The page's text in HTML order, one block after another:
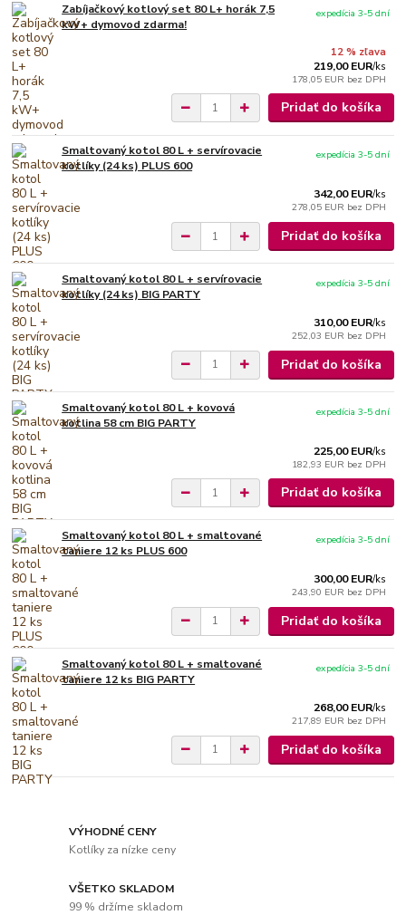
Zabíjačkový kotlový set 80 L+ horák 7,5
kW+ dymovod zdarma!
12 % zľava
219,00 EUR/ks
178,05 EUR bez DPH
expedícia 3-5 dní
Pridať do košíka
Smaltovaný kotol 80 L + servírovacie
kotlíky (24 ks) PLUS 600
342,00 EUR/ks
278,05 EUR bez DPH
expedícia 3-5 dní
Pridať do košíka
Smaltovaný kotol 80 L + servírovacie
kotlíky (24 ks) BIG PARTY
310,00 EUR/ks
252,03 EUR bez DPH
expedícia 3-5 dní
Pridať do košíka
Smaltovaný kotol 80 L + kovová
kotlina 58 cm BIG PARTY
225,00 EUR/ks
182,93 EUR bez DPH
expedícia 3-5 dní
Pridať do košíka
Smaltovaný kotol 80 L + smaltované
taniere 12 ks PLUS 600
300,00 EUR/ks
243,90 EUR bez DPH
expedícia 3-5 dní
Pridať do košíka
Smaltovaný kotol 80 L + smaltované
taniere 12 ks BIG PARTY
268,00 EUR/ks
217,89 EUR bez DPH
expedícia 3-5 dní
Pridať do košíka
VÝHODNÉ CENY
Kotlíky za nízke ceny
VŠETKO SKLADOM
99 % držíme skladom